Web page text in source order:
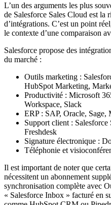
L’un des arguments les plus
de Salesforce Sales Cloud est la
d’intégrations. C’est un point
le contexte d’une comparaison
Salesforce propose des
du marché :
Outils marketing :
HubSpot Marketing,
Productivité : Microsoft
Workspace, Slack
ERP : SAP, Oracle,
Support client :
Freshdesk
Signature électronique :
Téléphonie et
Il est important de noter que
nécessitent un abonnement
synchronisation complète avec
« Salesforce Inbox » facturé en